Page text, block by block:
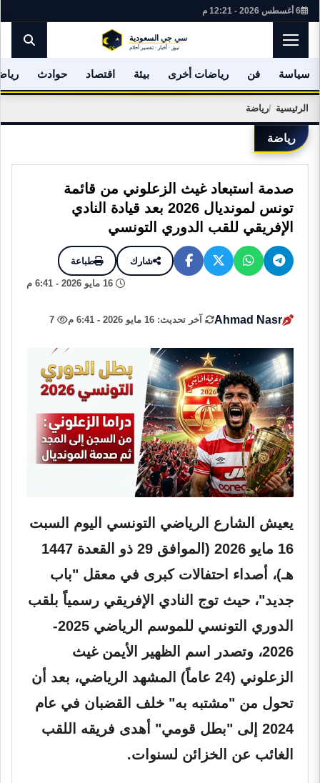
6 أغسطس 2026 - 12:21 م
سياسة فن رياضات أخرى بيئة اقتصاد حوادث
الرئيسية رياضة
رياضة
صدمة استبعاد غيث الزعلوني من قائمة
تونس لمونديال 2026 بعد قيادة النادي
الإفريقي للقب الدوري التونسي
شارك طباعة
Ahmad Nasr آخر تحديث: 16 مايو 2026 - 6:41 م
يعيش الشارع الرياضي التونسي اليوم السبت
16 مايو 2026 (الموافق 29 ذو القعدة 1447
هـ)، أصداء احتفالات كبرى في معقل "باب
جديد"، حيث توج النادي الإفريقي رسمياً بلقب
الدوري التونسي للموسم الرياضي 2025-
2026، وتصدر اسم الظهير الأيمن غيث
الزعلوني (24 عاماً) المشهد الرياضي، بعد أن
تحول من "مشتبه به" خلف القضبان في عام
2024 إلى "بطل قومي" أهدى فريقه اللقب
الغائب عن الخزائن لسنوات.